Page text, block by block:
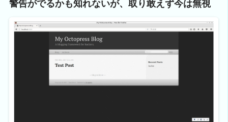
警告がでるかも知れないが、取り敢えず今は無視